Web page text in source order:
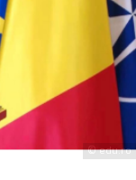
© edu.ro